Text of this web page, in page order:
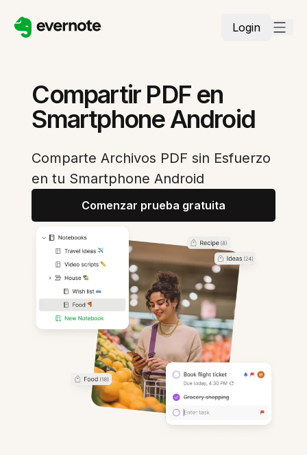
Login
Compartir PDF en
Smartphone Android
Comparte Archivos PDF sin Esfuerzo
en tu Smartphone Android
Comenzar prueba gratuita